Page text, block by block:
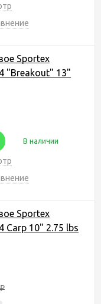
Sportex
"Breakout" 13"
В наличии
Sportex
Carp 10" 2.75 lbs
₽